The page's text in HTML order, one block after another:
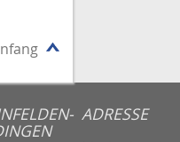
ADRESSE